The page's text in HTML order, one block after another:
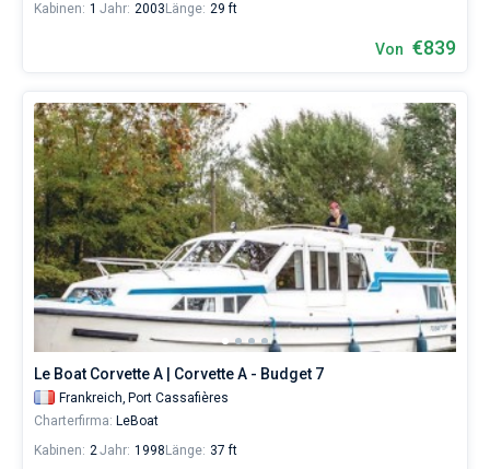
Kabinen: 1 Jahr: 2003 Länge: 29 ft
Von €839
Le Boat Corvette A | Corvette A - Budget 7
Frankreich, Port Cassafières
Charterfirma: LeBoat
Kabinen: 2Jahr: 1998 Länge: 37 ft